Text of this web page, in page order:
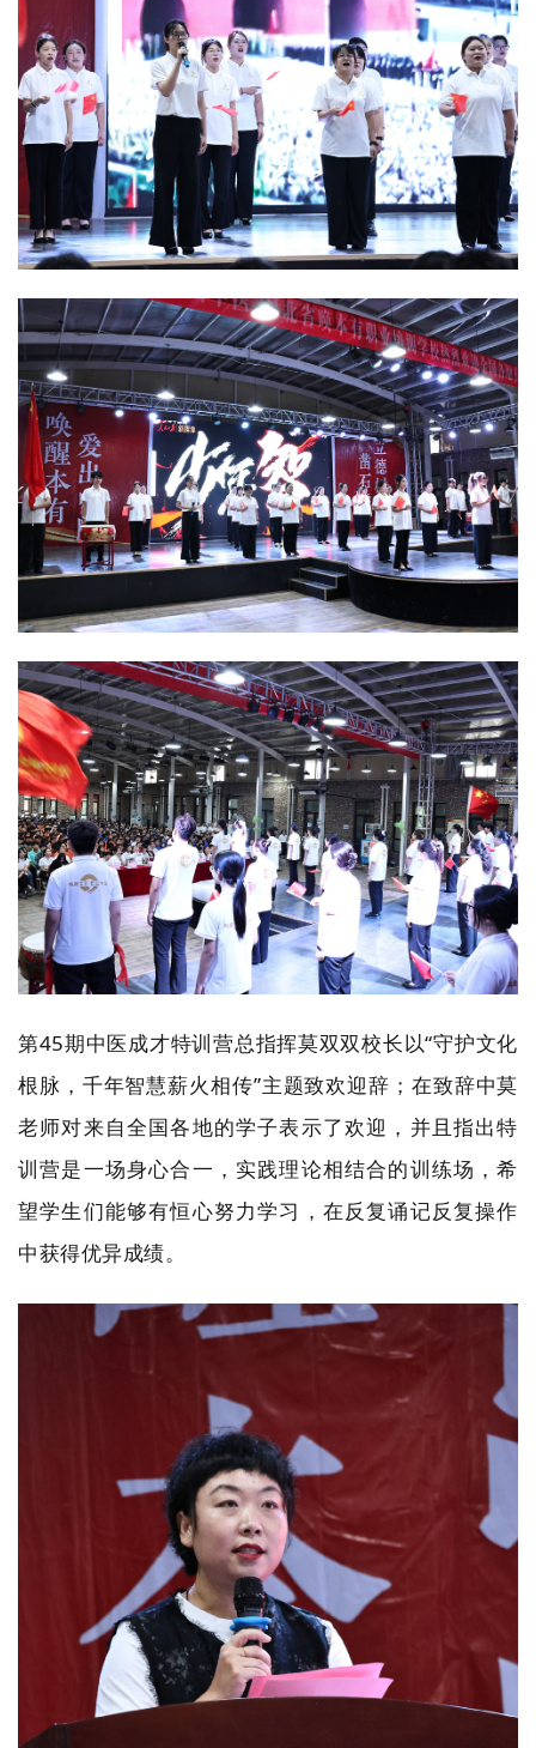
第45期中医成才特训营总指挥莫双双校长以“守护文化
根脉，千年智慧薪火相传”主题致欢迎辞；在致辞中莫
老师对来自全国各地的学子表示了欢迎，并且指出特
训营是一场身心合一，实践理论相结合的训练场，希
望学生们能够有恒心努力学习，在反复诵记反复操作
中获得优异成绩。